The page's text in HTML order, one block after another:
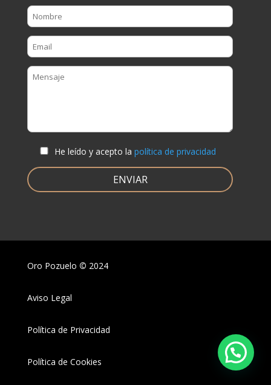
He leído y acepto la política de privacidad
Oro Pozuelo © 2024
Aviso Legal
Política de Privacidad
Política de Cookies